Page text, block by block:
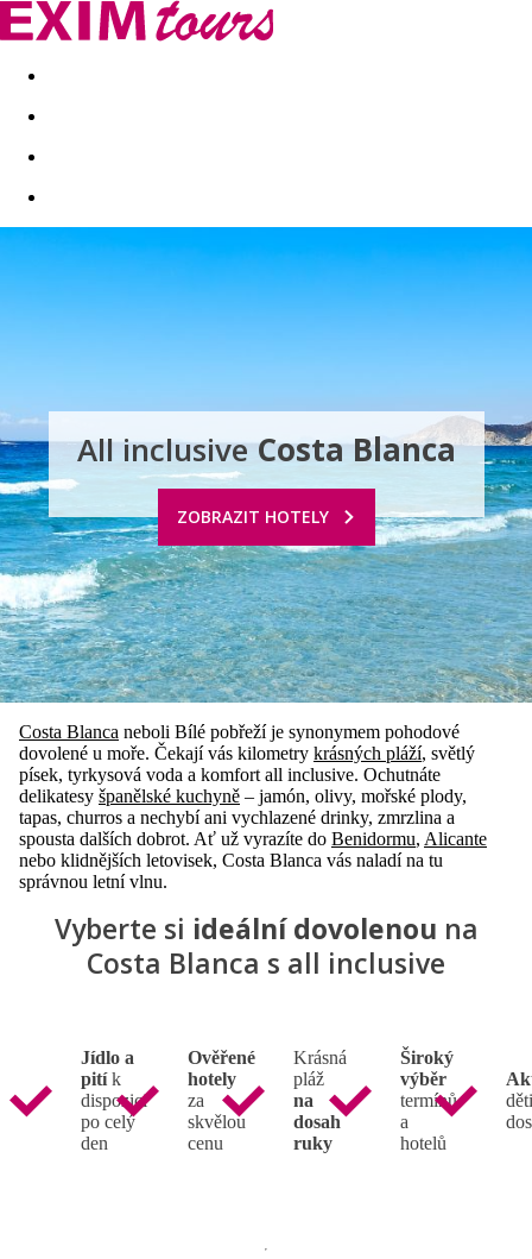
Akční nabídky Last minute
All inclusiveCosta Blanca
ZOBRAZIT HOTELY
Costa Blanca neboli Bílé pobřeží je synonymem pohodové
dovolené u moře. Čekají vás kilometry krásných pláží, světlý
písek, tyrkysová voda a komfort all inclusive. Ochutnáte
delikatesy španělské kuchyně – jamón, olivy, mořské plody,
tapas, churros a nechybí ani vychlazené drinky, zmrzlina a
spousta dalších dobrot. Ať už vyrazíte do Benidormu, Alicante
nebo klidnějších letovisek, Costa Blanca vás naladí na tu
správnou letní vlnu.
Vyberte si ideální dovolenou na
Costa Blanca s all inclusive
Jídlo a
pitík
dispozici
po celý
den
Ověřené
hotely
za
skvělou
cenu
Krásná
pláž
na
dosah
ruky
Široký
výběr
termínů
a
hotelů